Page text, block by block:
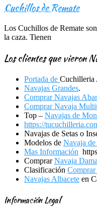
Cuchillos de Remate
Los Cuchillos de Remate
la caza. Tienen
Los clientes que vieron
Portada de Cuchilleria
Navajas Grandes.
Comprar Navajas
Comprar Navaja
Top – Navajas de
https://
Navajas de Setas o
Modelos de Navaja
Mas Información
ComprarNavaja
Clasificación
Navajas Albacete en
Información Legal